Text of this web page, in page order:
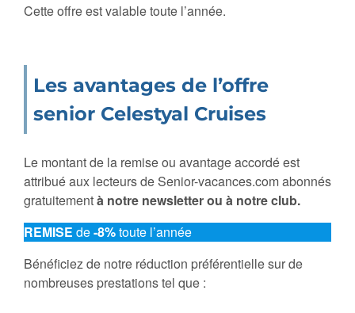
Cette offre est valable toute l’année.
Les avantages de l’offre
senior Celestyal Cruises
Le montant de la remise ou avantage accordé est
attribué aux lecteurs de Senior-vacances.com abonnés
gratuitementà notre newsletter ou à notre club.
REMISE de-8%toute l’année
Bénéficiez de notre réduction préférentielle sur de
nombreuses prestations tel que :